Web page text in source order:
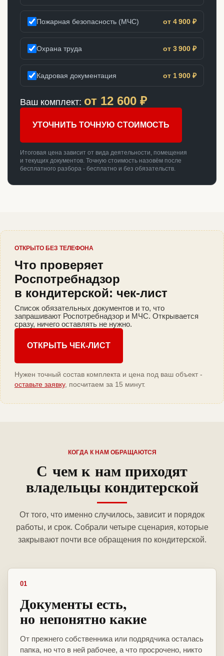
Пожарная безопасность (МЧС) от 4 900 ₽
Охрана труда от 3 900 ₽
Кадровая документация от 1 900 ₽
Ваш комплект: от 12 600 ₽
УТОЧНИТЬ ТОЧНУЮ СТОИМОСТЬ
Итоговая цена зависит от вида деятельности, помещения
и текущих документов. Точную стоимость назовём после
бесплатного разбора - бесплатно и без обязательств.
ОТКРЫТО БЕЗ ТЕЛЕФОНА
Что проверяет
Роспотребнадзор
в кондитерской: чек-лист
Список обязательных документов и то, что
запрашивают Роспотребнадзор и МЧС. Открывается
сразу, ничего оставлять не нужно.
ОТКРЫТЬ ЧЕК-ЛИСТ
Нужен точный состав комплекта и цена под ваш объект -
оставьте заявку, посчитаем за 15 минут.
КОГДА К НАМ ОБРАЩАЮТСЯ
С чем к нам приходят
владельцы кондитерской
От того, что именно случилось, зависит и порядок
работы, и срок. Собрали четыре сценария, которые
закрывают почти все обращения по кондитерской.
01
Документы есть,
но непонятно какие
От прежнего собственника или подрядчика осталась
папка, но что в ней рабочее, а что просрочено, никто